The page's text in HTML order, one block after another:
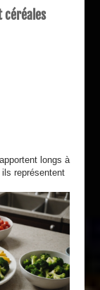
céréales
longs à
représentent